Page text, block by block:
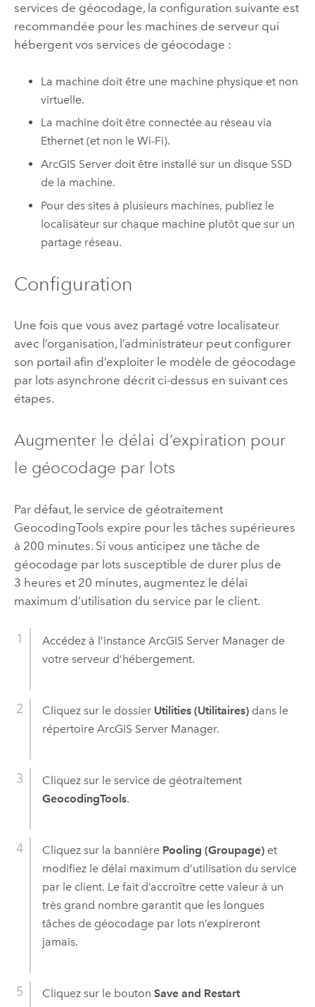
services de géocodage, la configuration suivante est
recommandée pour les machines de serveur qui
hébergent vos services de géocodage :
La machine doit être une machine physique et non
virtuelle.
La machine doit être connectée au réseau via
Ethernet (et non le Wi-Fi).
ArcGIS Server doit être installé sur un disque SSD
de la machine.
Pour des sites à plusieurs machines, publiez le
localisateur sur chaque machine plutôt que sur un
partage réseau.
Configuration
Une fois que vous avez partagé votre localisateur
avec l’organisation, l’administrateur peut configurer
son portail afin d’exploiter le modèle de géocodage
par lots asynchrone décrit ci-dessus en suivant ces
étapes.
Augmenter le délai d’expiration pour
le géocodage par lots
Par défaut, le service de géotraitement
GeocodingTools expire pour les tâches supérieures
à 200 minutes. Si vous anticipez une tâche de
géocodage par lots susceptible de durer plus de
3 heures et 20 minutes, augmentez le délai
maximum d’utilisation du service par le client.
Accédez à l’instance ArcGIS Server Managerde
votre serveur d’hébergement.
Cliquez sur le dossier Utilities (Utilitaires)dans le
répertoire ArcGIS Server Manager.
Cliquez sur le service de géotraitement
GeocodingTools.
Cliquez sur la bannière Pooling (Groupage)et
modifiez le délai maximum d’utilisation du service
par le client. Le fait d’accroître cette valeur à un
très grand nombre garantit que les longues
tâches de géocodage par lots n’expireront
jamais.
Cliquez sur le bouton Save and Restart